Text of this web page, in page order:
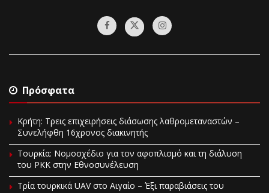
Πρόσφατα
Κρήτη: Τρεις επιχειρήσεις διάσωσης λαθρομεταναστών –
Συνελήφθη 16χρονος διακινητής
Τουρκία: Νομοσχέδιο για τον αφοπλισμό και τη διάλυση
του PKK στην Εθνοσυνέλευση
Τρία τουρκικά UAV στο Αιγαίο – Έξι παραβιάσεις του